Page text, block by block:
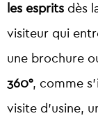
les esprits dès
visiteur qui
une brochure
360°, comme
visite d’usine,